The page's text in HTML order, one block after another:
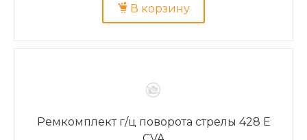
В корзину
Ремкомплект г/ц поворота стрелы 428 E